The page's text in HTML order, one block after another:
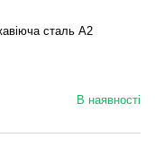
сталь A2
В наявності